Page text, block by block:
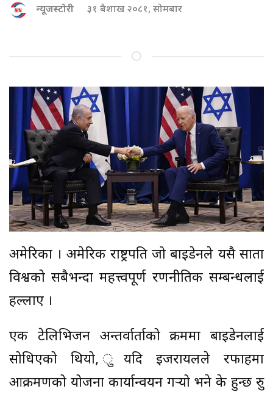
न्यूजस्टोरी ३१ बैशाख २०८१, सोमबार
अमेरिका । अमेरिकी राष्ट्रपति जो बाइडेनले यसै साता
विश्वको सबैभन्दा महत्त्वपूर्ण रणनीतिक सम्बन्धलाई
हल्लाए ।
एक टेलिभिजन अन्तर्वार्ताको क्रममा बाइडेनलाई
सोधिएको थियो, ुयदि इजरायलले रफाहमा
आक्रमणको योजना कार्यान्वयन गर्‍यो भने के हुन्छ रुु